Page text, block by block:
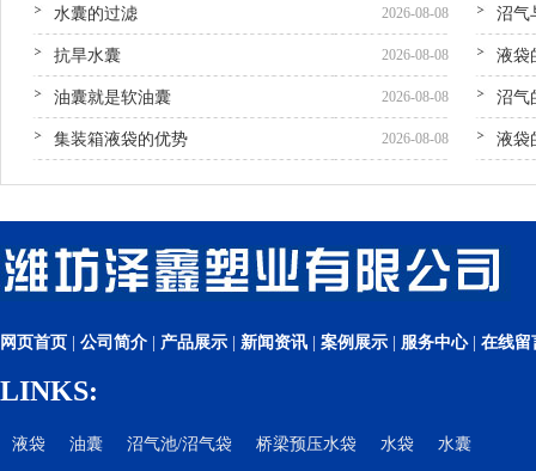
水囊的过滤 2026-08-08 沼气
抗旱水囊 2026-08-08 液袋
油囊就是软油囊 2026-08-08 沼气
集装箱液袋的优势 2026-08-08 液袋
网页首页 公司简介 产品展示 新闻资讯 案例展示 服务中心| 在线留
LINKS:
液袋 油囊 沼气池/沼气袋 桥梁预压水袋 水袋 水囊